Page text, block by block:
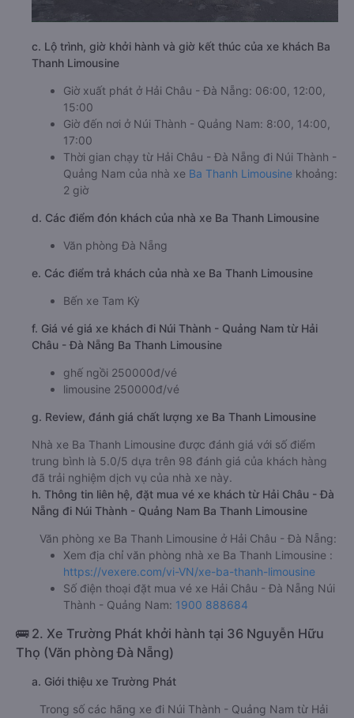
c. Lộ trình, giờ khởi hành và giờ kết thúc của xe khách Ba
Thanh Limousine
Giờ xuất phát ở Hải Châu - Đà Nẵng: 06:00, 12:00,
15:00
Giờ đến nơi ở Núi Thành - Quảng Nam: 8:00, 14:00,
17:00
Thời gian chạy từ Hải Châu - Đà Nẵng đi Núi Thành -
Quảng Nam của nhà xe Ba Thanh Limousine khoảng:
2 giờ
d. Các điểm đón khách của nhà xe Ba Thanh Limousine
Văn phòng Đà Nẵng
e. Các điểm trả khách của nhà xe Ba Thanh Limousine
Bến xe Tam Kỳ
f. Giá vé giá xe khách đi Núi Thành - Quảng Nam từ Hải
Châu - Đà Nẵng Ba Thanh Limousine
ghế ngồi 250000đ/vé
limousine 250000đ/vé
g. Review, đánh giá chất lượng xe Ba Thanh Limousine
Nhà xe Ba Thanh Limousine được đánh giá với số điểm
trung bình là 5.0/5 dựa trên 98 đánh giá của khách hàng
đã trải nghiệm dịch vụ của nhà xe này.
h. Thông tin liên hệ, đặt mua vé xe khách từ Hải Châu - Đà
Nẵng đi Núi Thành - Quảng Nam Ba Thanh Limousine
Văn phòng xe Ba Thanh Limousine ở Hải Châu - Đà Nẵng:
Xem địa chỉ văn phòng nhà xe Ba Thanh Limousine :
https://vexere.com/vi-VN/xe-ba-thanh-limousine
Số điện thoại đặt mua vé xe Hải Châu - Đà Nẵng Núi
Thành - Quảng Nam: 1900 888684
🚌 2. Xe Trường Phát khởi hành tại 36 Nguyễn Hữu
Thọ (Văn phòng Đà Nẵng)
a. Giới thiệu xe Trường Phát
Trong số các hãng xe đi Núi Thành - Quảng Nam từ Hải